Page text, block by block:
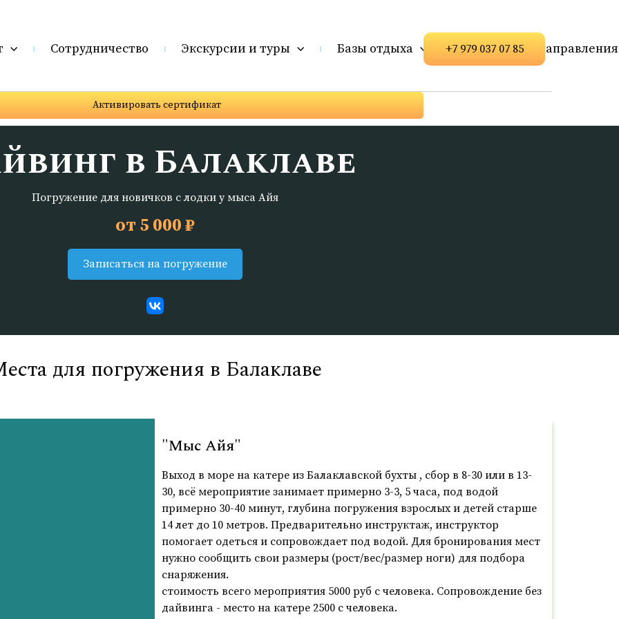
Сотрудничество Экскурсии и туры Базы отдыха Популярные направления
+7 979 037 07 85
Активировать сертификат
в Балаклаве
Погружение для новичков с лодки у мыса Айя
от 5 000 ₽
Записаться на погружение
для погружения в Балаклаве
"Мыс Айя"
Выход в море на катере из Балаклавской бухты , сбор в 8-30 или в 13-
30, всё мероприятие занимает примерно 3-3, 5 часа, под водой
примерно 30-40 минут, глубина погружения взрослых и детей старше
14 лет до 10 метров. Предварительно инструктаж, инструктор
помогает одеться и сопровождает под водой. Для бронирования мест
нужно сообщить свои размеры (рост/вес/размер ноги) для подбора
снаряжения.
стоимость всего мероприятия 5000 руб с человека. Сопровождение без
дайвинга - место на катере 2500 с человека.